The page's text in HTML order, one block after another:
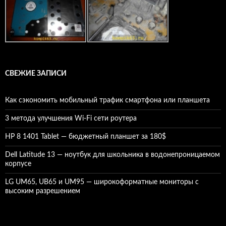
СВЕЖИЕ ЗАПИСИ
Как сэкономить мобильный трафик смартфона или планшета
3 метода улучшения Wi-Fi сети роутера
HP 8 1401 Tablet — бюджетный планшет за 180$
Dell Latitude 13 — ноутбук для школьника в водонепроницаемом
корпусе
LG UM65, UB65 и UM95 — широкоформатные мониторы с
высоким разрешением